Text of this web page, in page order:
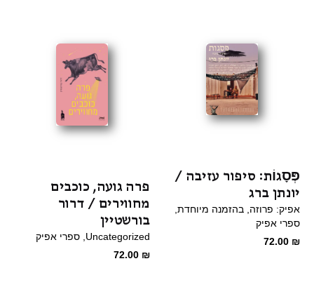
פְּסָגוֹת: סיפור עזיבה /
יונתן ברג
אפיק: פרוזה בהזמנה מיוחדת
ספרי אפיק
72.00 ₪
פרה גועה, כוכבים
מחווירים / דרור
בורשטיין
Uncategorized ספרי אפיק
72.00 ₪